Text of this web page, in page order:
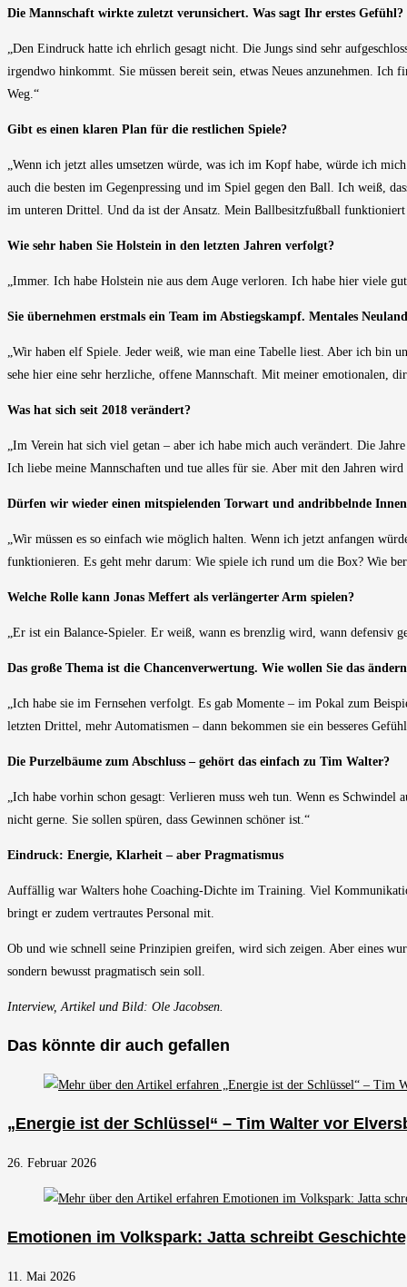
Die Mannschaft wirkte zuletzt verunsichert. Was sagt Ihr erstes Gefühl?
„Den Eindruck hatte ich ehrlich gesagt nicht. Die Jungs sind sehr
irgendwo hinkommt. Sie müssen bereit sein, etwas Neues anzunehmen. Ich
Weg.“
Gibt es einen klaren Plan für die restlichen Spiele?
„Wenn ich jetzt alles umsetzen würde, was ich im Kopf habe, würde ich
auch die besten im Gegenpressing und im Spiel gegen den Ball. Ich weiß,
im unteren Drittel. Und da ist der Ansatz. Mein Ballbesitzfußball
Wie sehr haben Sie Holstein in den letzten Jahren verfolgt?
„Immer. Ich habe Holstein nie aus dem Auge verloren. Ich habe hier viele
Sie übernehmen erstmals ein Team im Abstiegskampf. Mentales
„Wir haben elf Spiele. Jeder weiß, wie man eine Tabelle liest. Aber ich bin
sehe hier eine sehr herzliche, offene Mannschaft. Mit meiner emotionalen,
Was hat sich seit 2018 verändert?
„Im Verein hat sich viel getan – aber ich habe mich auch verändert. Die
Ich liebe meine Mannschaften und tue alles für sie. Aber mit den Jahren wird
Dürfen wir wieder einen mitspielenden Torwart und andribbelnde
„Wir müssen es so einfach wie möglich halten. Wenn ich jetzt anfangen
funktionieren. Es geht mehr darum: Wie spiele ich rund um die Box? Wie
Welche Rolle kann Jonas Meffert als verlängerter Arm spielen?
„Er ist ein Balance-Spieler. Er weiß, wann es brenzlig wird, wann defensiv
Das große Thema ist die Chancenverwertung. Wie wollen Sie das
„Ich habe sie im Fernsehen verfolgt. Es gab Momente – im Pokal zum
letzten Drittel, mehr Automatismen – dann bekommen sie ein besseres
Die Purzelbäume zum Abschluss – gehört das einfach zu Tim Walter?
„Ich habe vorhin schon gesagt: Verlieren muss weh tun. Wenn es
nicht gerne. Sie sollen spüren, dass Gewinnen schöner ist.“
Eindruck: Energie, Klarheit – aber Pragmatismus
Auffällig war Walters hohe Coaching-Dichte im Training. Viel
bringt er zudem vertrautes Personal mit.
Ob und wie schnell seine Prinzipien greifen, wird sich zeigen. Aber eines
sondern bewusst pragmatisch sein soll.
Interview, Artikel und Bild: Ole Jacobsen.
Das könnte dir auch gefallen
„Energie ist der Schlüssel“ – Tim Walter vor
26. Februar 2026
Emotionen im Volkspark: Jatta schreibt
11. Mai 2026